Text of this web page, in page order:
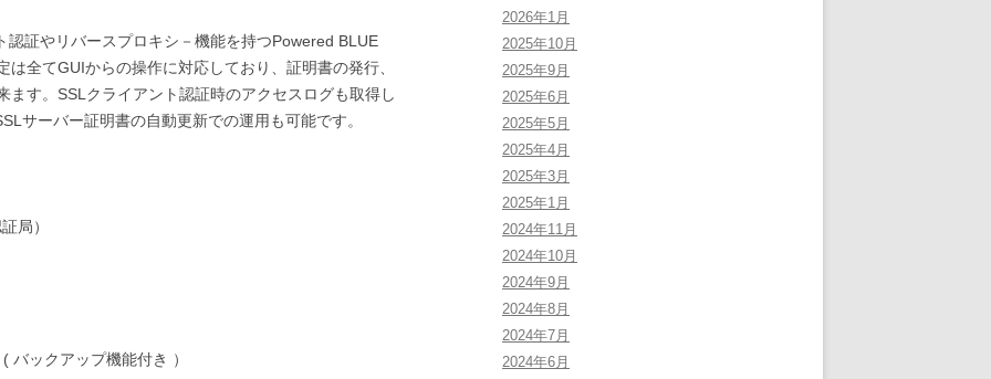
認証やリバースプロキシ－機能を持つPowered BLUE
全てGUIからの操作に対応しており、証明書の発行、
ます。SSLクライアント認証時のアクセスログも取得し
サーバー証明書の自動更新での運用も可能です。
局）
ックアップ機能付き ）
2026年1月
2025年10月
2025年9月
2025年6月
2025年5月
2025年4月
2025年3月
2025年1月
2024年11月
2024年10月
2024年9月
2024年8月
2024年7月
2024年6月